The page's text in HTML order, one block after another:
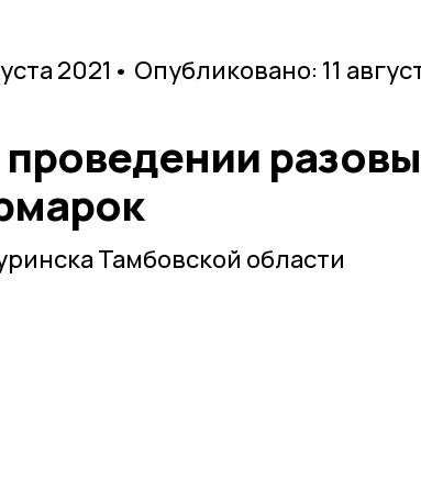
2021 • Опубликовано: 11
Тамбовской области